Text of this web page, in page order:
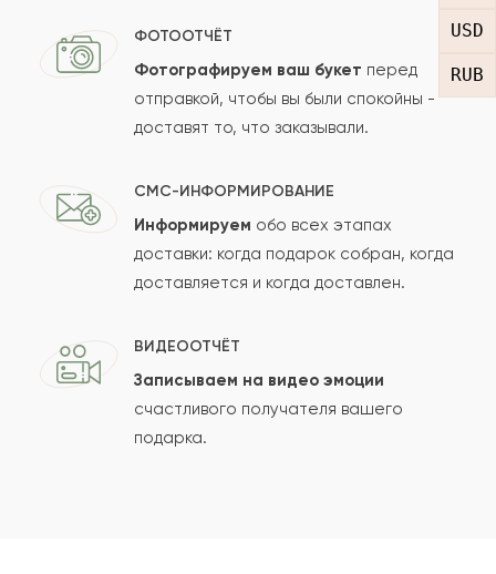
USD
RUB
Ваш e-mail
Отзыв
ФОТООТЧЁТ
Фотографируем ваш букет перед
отправкой, чтобы вы были спокойны -
доставят то, что заказывали.
СМС-ИНФОРМИРОВАНИЕ
Информируем обо всех этапах
доставки: когда подарок собран, когда
доставляется и когда доставлен.
ВИДЕООТЧЁТ
Записываем на видео эмоции
счастливого получателя вашего
подарка.